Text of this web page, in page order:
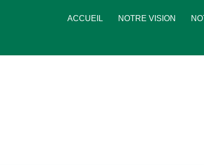
ACCUEIL NOTRE VISION